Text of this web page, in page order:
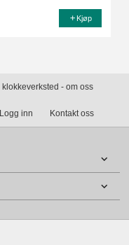
Kjøp
klokkeverksted - om oss
Logg inn Kontakt oss